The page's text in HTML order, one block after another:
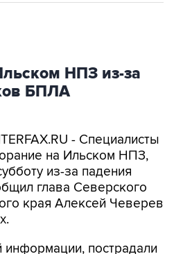
НПЗ из-за
БПЛА
- Специалисты
на Ильском НПЗ,
из-за падения
глава Северского
края Алексей Чеверев
пострадали